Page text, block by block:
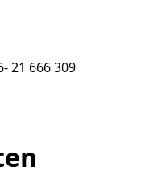
21 666 309